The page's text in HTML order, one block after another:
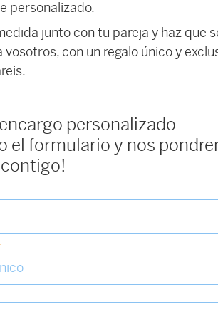
personalizado.
junto con tu pareja y haz que
con un regalo único y
personalizado
el formulario y nos